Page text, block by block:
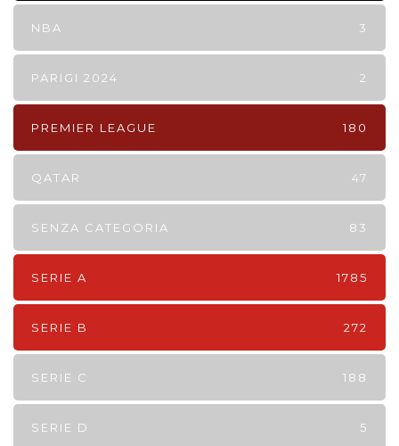
NBA 3
PARIGI 2024 2
PREMIER LEAGUE 180
QATAR 47
SENZA CATEGORIA 83
SERIE A 1785
SERIE B 272
SERIE C 188
SERIE D 5